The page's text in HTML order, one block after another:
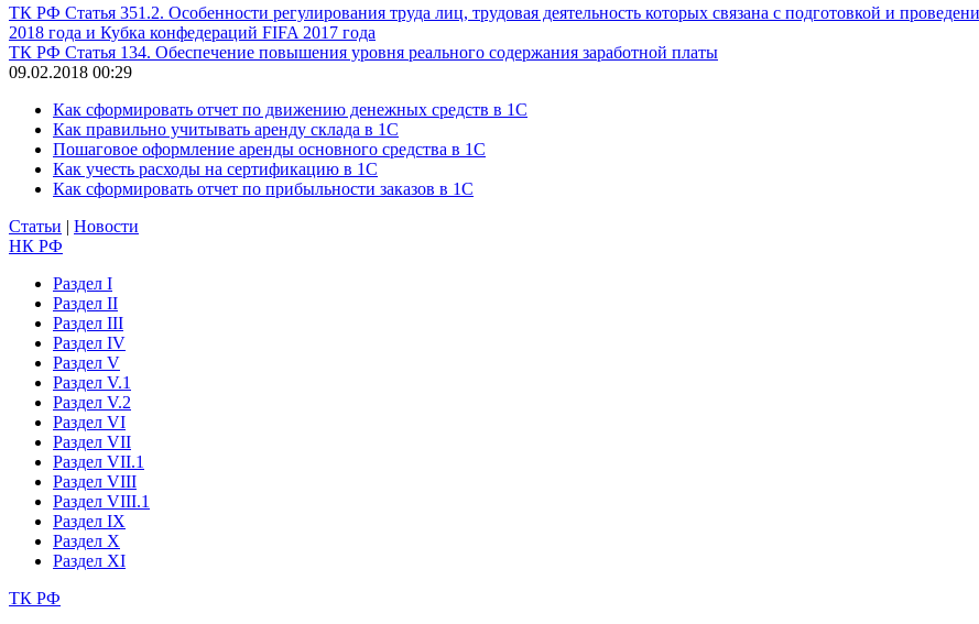
ТК РФ Статья 351.2. Особенности регулирования труда лиц, трудовая деятельность которых связана с подготовкой и
2018 года и Кубка конфедераций FIFA 2017 года
ТК РФ Статья 134. Обеспечение повышения уровня реального содержания заработной платы
09.02.2018 00:29
Как сформировать отчет по движению денежных средств в 1С
Как правильно учитывать аренду склада в 1С
Пошаговое оформление аренды основного средства в 1С
Как учесть расходы на сертификацию в 1С
Как сформировать отчет по прибыльности заказов в 1С
Статьи | Новости
НК РФ
Раздел I
Раздел II
Раздел III
Раздел IV
Раздел V
Раздел V.1
Раздел V.2
Раздел VI
Раздел VII
Раздел VII.1
Раздел VIII
Раздел VIII.1
Раздел IX
Раздел X
Раздел XI
ТК РФ